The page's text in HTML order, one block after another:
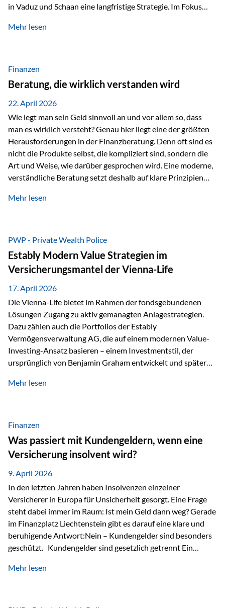
in Vaduz und Schaan eine langfristige Strategie. Im Fokus
Marktzugang Liechtenstein hat sich in den letzten Jahren zu
verfügbaren Kennzahlen (Stand Ende 2024, veröffentlicht
2025/2026)…
Mehr lesen
Finanzen
Beratung, die wirklich verstanden wird
22. April 2026
Wie legt man sein Geld sinnvoll an und vor allem so, dass
man es wirklich versteht? Genau hier liegt eine der größten
Herausforderungen in der Finanzberatung. Denn oft sind es
nicht die Produkte selbst, die kompliziert sind, sondern die
Art und Weise, wie darüber gesprochen wird. Eine moderne,
verständliche Beratung setzt deshalb auf klare Prinzipien
fünf zentrale Faktoren: eine saubere Struktur, breite
diesem Thema liefern unter anderem die praxisnahen
Ansätze von Finanzexperte Klaus Rost, der seit vielen Jahren
für eine verständliche und…
Mehr lesen
PWP - Private Wealth Police
Estably Modern Value Strategien im
Versicherungsmantel der Vienna-Life
17. April 2026
Die Vienna-Life bietet im Rahmen der fondsgebundenen
Lösungen Zugang zu aktiv gemanagten Anlagestrategien.
Dazu zählen auch die Portfolios der Estably
Vermögensverwaltung AG, die auf einem modernen Value-
Investing-Ansatz basieren – einem Investmentstil, der
ursprünglich von Benjamin Graham entwickelt und später
Modernes Value Investing als Grundlage Der
Fokus stehen Unternehmen, deren Börsenkurs unter ihrem
inneren Wert liegt. Neben klassischen
Bewertungskennzahlen werden auch qualitative Faktoren
wie Geschäftsmodell, Wettbewerbsvorteile und
Managementqualität…
Mehr lesen
Finanzen
Was passiert mit Kundengeldern, wenn eine
Versicherung insolvent wird?
9. April 2026
In den letzten Jahren haben Insolvenzen einzelner
Versicherer in Europa für Unsicherheit gesorgt. Eine Frage
steht dabei immer im Raum: Ist mein Geld dann weg? Gerade
im Finanzplatz Liechtenstein gibt es darauf eine klare und
beruhigende Antwort:Nein – Kundengelder sind besonders
geschützt. Kundengelder sind gesetzlich getrennt Ein
sogenannte Sondermasse. Das bedeutet:Die
Mehr lesen